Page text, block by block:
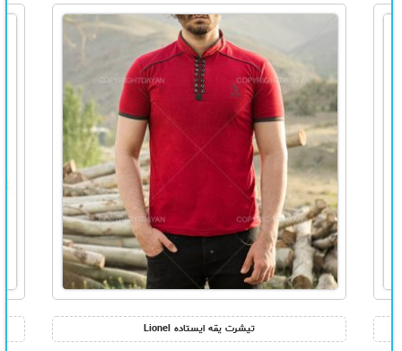
تیشرت یقه ایستاده Lionel